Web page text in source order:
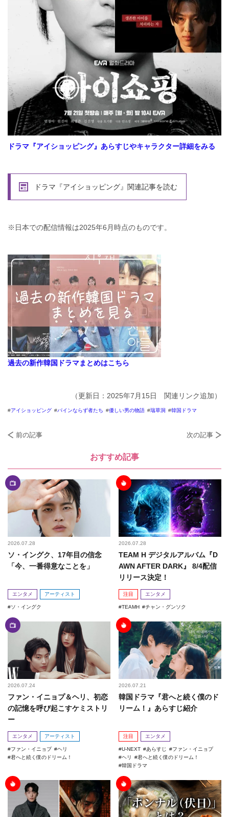
ドラマ 『アイショッピング』あらすじやキャラクター詳細をみる
ドラマ『アイショッピング』関連記事を読む
※日本での配信情報は2025年6月時点のものです。
過去の新作韓国ドラマまとめはこちら
（更新日：2025年7月15日 関連リンク追加）
アイショッピング パインならず者たち 優しい男の物語 瑞草洞 韓国ドラマ
前の記事 次の記事
おすすめ記事
2026.07.28
ソ・イングク、17年目の信念
「今、一番得意なことを」
エンタメ アーティスト
ソ・イングク
2026.07.28
TEAM H デジタルアルバム『D
AWN AFTER DARK』 8/4配信
リリース決定！
注目 エンタメ
TEAMH チャン・グンソク
2026.07.24
ファン・イニョプ＆ヘリ、初恋
の記憶を呼び起こすケミストリ
ー
エンタメ アーティスト
ファン・イニョプ
ヘリ
君へと続く僕のドリーム！
2026.07.21
韓国ドラマ『君へと続く僕のド
リーム！』あらすじ紹介
注目 エンタメ
U-NEXT あらすじ
ファン・イニョプ
ヘリ
君へと続く僕のドリーム！
韓国ドラマ